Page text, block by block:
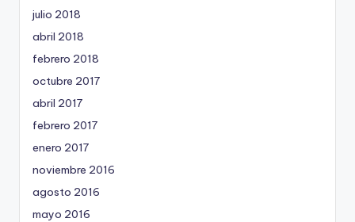
julio 2018
abril 2018
febrero 2018
octubre 2017
abril 2017
febrero 2017
enero 2017
noviembre 2016
agosto 2016
mayo 2016